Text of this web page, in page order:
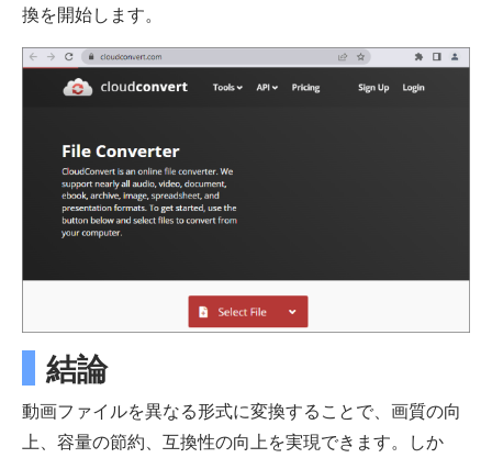
換を開始します。
結論
動画ファイルを異なる形式に変換することで、画質の向
上、容量の節約、互換性の向上を実現できます。しか